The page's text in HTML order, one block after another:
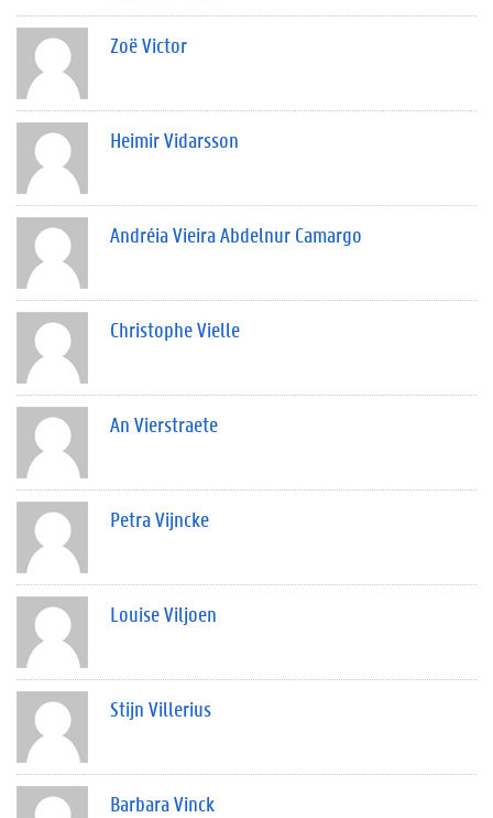
Zoë Victor
Heimir Vidarsson
Andréia Vieira Abdelnur Camargo
Christophe Vielle
An Vierstraete
Petra Vijncke
Louise Viljoen
Stijn Villerius
Barbara Vinck